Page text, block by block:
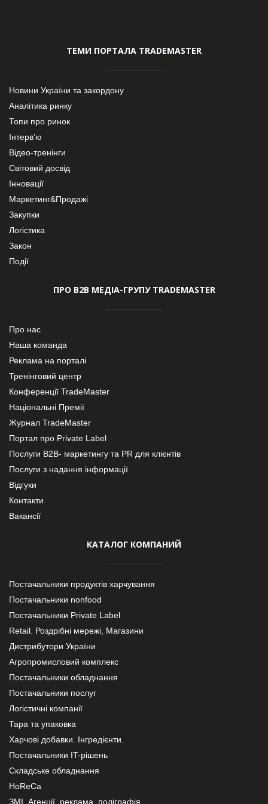
ТЕМИ ПОРТАЛА TRADEMASTER
Новини України та закордону
Аналітика ринку
Топи про ринок
Інтерв’ю
Відео-тренінги
Світовий досвід
Інновації
Маркетинг&Продажі
Закупки
Логістика
Закон
Події
ПРО В2В МЕДІА-ГРУПУ TRADEMASTER
Про нас
Наша команда
Реклама на порталі
Тренінговий центр
Конференції TradeMaster
Національні Премії
Журнал TradeMaster
Портал про Private Label
Послуги В2В- маркетингу та PR для клієнтів
Послуги з надання інформації
Відгуки
Контакти
Вакансії
КАТАЛОГ КОМПАНИЙ
Постачальники продуктів харчування
Постачальники nonfood
Постачальники Private Label
Retail. Роздрібні мережі, Магазини
Дистрибутори України
Агропромисловий комплекс
Постачальники обладнання
Постачальники послуг
Логістичні компанії
Тара та упаковка
Харчові добавки. Інгредієнти.
Постачальники IT-рішень
Складське обладнання
HoReCa
ЗМІ, Агенції, реклама, поліграфія